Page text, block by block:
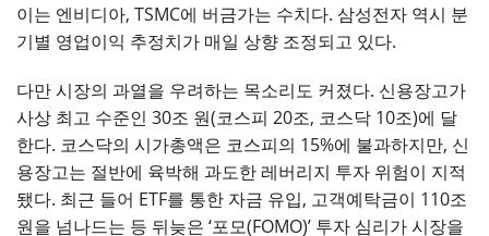
이는 엔비디아, TSMC에 버금가는 수치다. 삼성전자 역시 분
기별 영업이익 추정치가 매일 상향 조정되고 있다.
다만 시장의 과열을 우려하는 목소리도 커졌다. 신용장고가
사상 최고 수준인 30조 원(코스피 20조, 코스닥 10조)에 달
한다. 코스닥의 시가총액은 코스피의 15%에 불과하지만, 신
용장고는 절반에 육박해 과도한 레버리지 투자 위험이 지적
됐다. 최근 들어 ETF를 통한 자금 유입, 고객예탁금이 110조
원을 넘나드는 등 뒤늦은 ‘포모(FOMO)’ 투자 심리가 시장을